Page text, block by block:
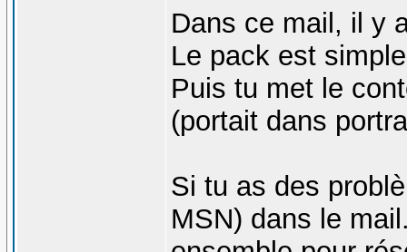
Dans ce mail, il y
Le pack est
Puis tu met le
(portait dans
Si tu as des
MSN) dans le